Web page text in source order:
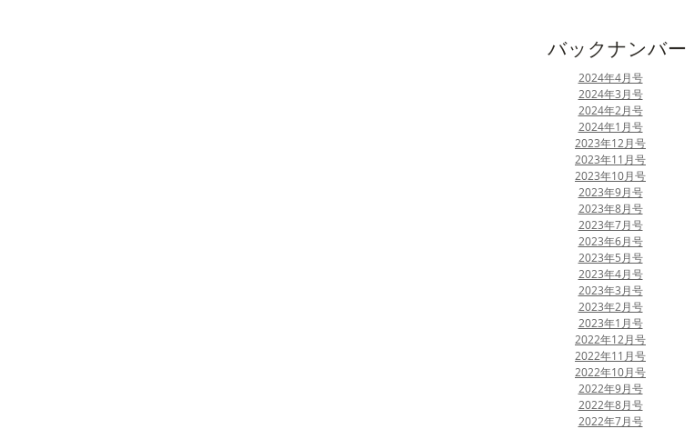
​バックナンバー
​2024年4月号
2024年3月号
​2024年2月号
​2024年1月号
2023年12月号
2023年11月号
2023年10月号
​2023年9月号
​2023年8月号
2023年7月号
2023年6月号​
​2023年5月号
​2023年4月号
2023年3月号
2023年2月号
​2023年1月号
​2022年12月号
2022年11月号
​2022年10月号
​2022年9月号
​2022年8月号
​2022年7月号